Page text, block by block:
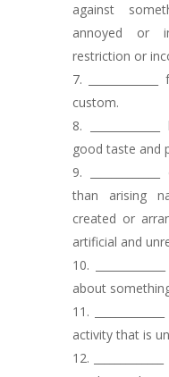
against
annoyed or
restriction or
custom.
good taste and
than arising
created or
artificial and
about
activity that is